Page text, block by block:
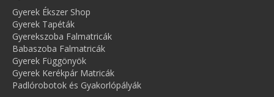
Gyerek Ékszer Shop
Gyerek Tapéták
Gyerekszoba Falmatricák
Babaszoba Falmatricák
Gyerek Függönyök
Gyerek Kerékpár Matricák
Padlórobotok és Gyakorlópályák